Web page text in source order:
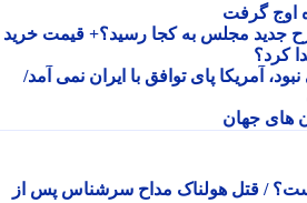
گرفت
آمریکا پای توافق با ایران نمی آمد/
جهان
/ قتل هولناک مداح سرشناس پس از